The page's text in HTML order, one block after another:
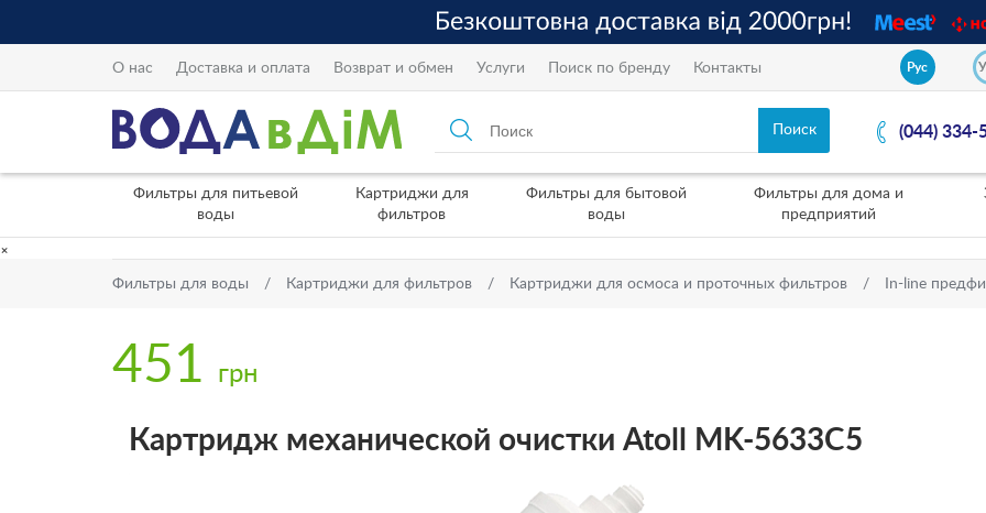
О нас Доставка и оплата Возврат и обмен Услуги Поиск по бренду Контакты Рус
(044) 334-
Фильтры для питьевой
воды
Картриджи для
фильтров
Фильтры для бытовой
воды
Фильтры для дома и
предприятий
×
Фильтры для воды Картриджи для фильтров Картриджи для осмоса и проточных фильтров In-line
451 грн
Картридж механической очистки Atoll MK-5633C5